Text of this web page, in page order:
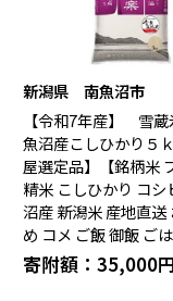
新潟県 南魚沼市
【令和7年産】 雪蔵
魚沼産こしひかり５
屋選定品】【銘柄米
精米 こしひかり コシ
沼産 新潟米 産地直送
め コメ ご飯 御飯 ごは
寄附額：35,000円